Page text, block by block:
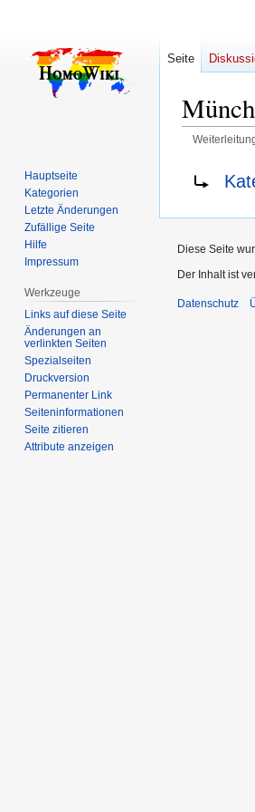
Navigation
Suche
Seite
Hauptseite
Kategorien
Letzte Änderungen
Zufällige Seite
Hilfe
Impressum
Werkzeuge
Links auf diese Seite
Änderungen an
verlinkten Seiten
Spezialseiten
Druckversion
Permanenter Link
Seiten­­informationen
Seite zitieren
Attribute anzeigen
Diese Seite
Der Inhalt ist
Datenschutz